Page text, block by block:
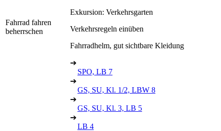
Fahrrad fahren
beherrschen
Exkursion: Verkehrsgarten
Verkehrsregeln einüben
Fahrradhelm, gut sichtbare Kleidung
➔
SPO, LB 7
➔
GS, SU, Kl. 1/2, LBW 8
➔
GS, SU, Kl. 3, LB 5
➔
LB 4